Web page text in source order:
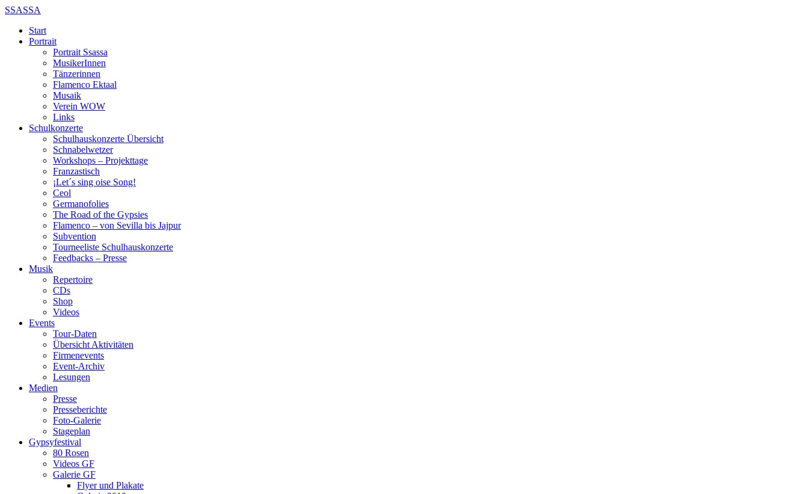
SSASSA
Start
Portrait
Portrait Ssassa
MusikerInnen
Tänzerinnen
Flamenco Ektaal
Musaik
Verein WOW
Links
Schulkonzerte
Schulhauskonzerte Übersicht
Schnabelwetzer
Workshops – Projekttage
Franzastisch
¡Let´s sing oise Song!
Ceol
Germanofolies
The Road of the Gypsies
Flamenco – von Sevilla bis Jajpur
Subvention
Tourneeliste Schulhauskonzerte
Feedbacks – Presse
Musik
Repertoire
CDs
Shop
Videos
Events
Tour-Daten
Übersicht Aktivitäten
Firmenevents
Event-Archiv
Lesungen
Medien
Presse
Presseberichte
Foto-Galerie
Stageplan
Gypsyfestival
80 Rosen
Videos GF
Galerie GF
Flyer und Plakate